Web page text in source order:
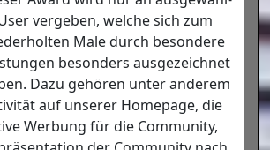
ver­ge­ben, wel­che sich zum
Male durch beson­de­re
beson­ders aus­ge­zeich­net
Dazu gehö­ren unter ande­rem
auf unse­rer Home­page, die
Wer­bung für die Com­mu­ni­ty,